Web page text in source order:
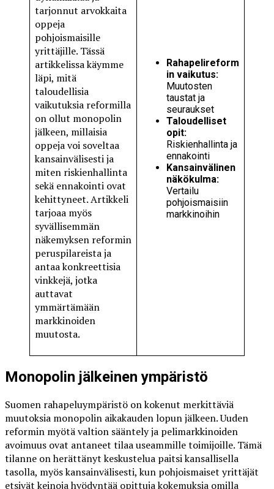
tarjonnut arvokkaita
oppeja
pohjoismaisille
yrittäjille. Tässä
artikkelissa käymme
läpi, mitä
taloudellisia
vaikutuksia reformilla
on ollut monopolin
jälkeen, millaisia
oppeja voi soveltaa
kansainvälisesti ja
miten riskienhallinta
sekä ennakointi ovat
kehittyneet. Artikkeli
tarjoaa myös
syvällisemmän
näkemyksen reformin
peruspilareista ja
antaa konkreettisia
vinkkejä, jotka
auttavat
ymmärtämään
markkinoiden
muutosta.
Rahapelireform
in vaikutus:
Muutosten
taustat ja
seuraukset
Taloudelliset
opit:
Riskienhallinta ja
ennakointi
Kansainvälinen
näkökulma:
Vertailu
pohjoismaisiin
markkinoihin
Monopolin jälkeinen ympäristö
Suomen rahapeluympäristö on kokenut merkittäviä
muutoksia monopolin aikakauden lopun jälkeen. Uuden
reformin myötä valtion sääntely ja pelimarkkinoiden
avoimuus ovat antaneet tilaa useammille toimijoille. Tämä
tilanne on herättänyt keskustelua paitsi kansallisella
tasolla, myös kansainvälisesti, kun pohjoismaiset yrittäjät
etsivät keinoja hyödyntää opittuja kokemuksia omilla